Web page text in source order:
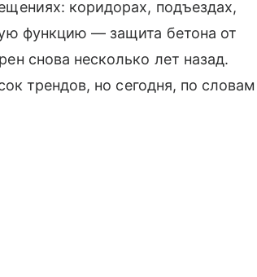
коридорах, подъездах,
функцию — защита бетона от
снова несколько лет назад.
трендов, но сегодня, по словам